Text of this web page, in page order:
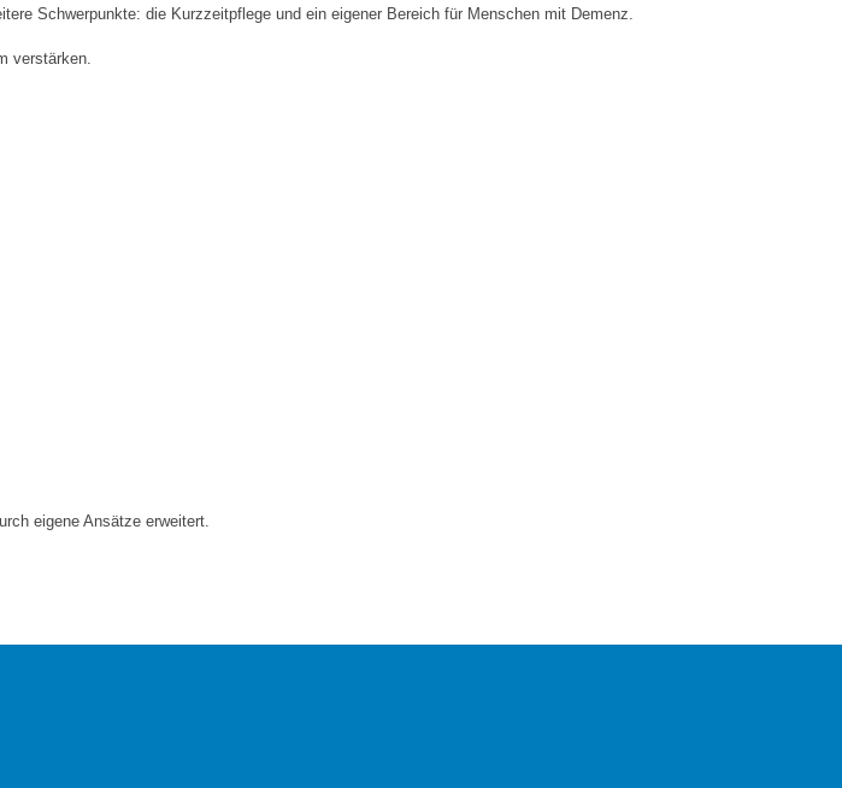
Schwerpunkte: die Kurzzeitpflege und ein eigener Bereich für Menschen mit Demenz.
verstärken.
eigene Ansätze erweitert.